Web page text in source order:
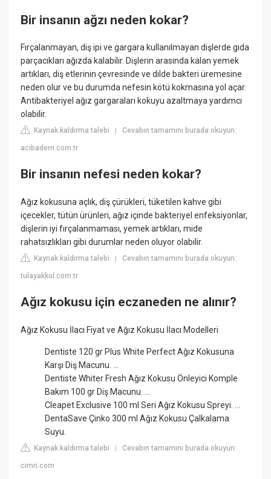
Bir insanın ağzı neden kokar?
Fırçalanmayan, diş ipi ve gargara kullanılmayan dişlerde gıda
parçacıkları ağızda kalabilir. Dişlerin arasında kalan yemek
artıkları, diş etlerinin çevresinde ve dilde bakteri üremesine
neden olur ve bu durumda nefesin kötü kokmasına yol açar.
Antibakteriyel ağız gargaraları kokuyu azaltmaya yardımcı
olabilir.
Kaynak kaldırma talebi |Cevabın tamamını burada okuyun:
acibadem.com.tr
Bir insanın nefesi neden kokar?
Ağız kokusuna açlık, diş çürükleri, tüketilen kahve gibi
içecekler, tütün ürünleri, ağız içinde bakteriyel enfeksiyonlar,
dişlerin iyi fırçalanmaması, yemek artıkları, mide
rahatsızlıkları gibi durumlar neden oluyor olabilir.
Kaynak kaldırma talebi |Cevabın tamamını burada okuyun:
tulayakkol.com.tr
Ağız kokusu için eczaneden ne alınır?
Ağız Kokusu İlacı Fiyat ve Ağız Kokusu İlacı Modelleri
Dentiste 120 gr Plus White Perfect Ağız Kokusuna
Karşı Diş Macunu. ...
Dentiste Whiter Fresh Ağız Kokusu Önleyici Komple
Bakım 100 gr Diş Macunu. ...
Cleapet Exclusive 100 ml Seri Ağız Kokusu Spreyi. ...
DentaSave Çinko 300 ml Ağız Kokusu Çalkalama
Suyu.
Kaynak kaldırma talebi |Cevabın tamamını burada okuyun:
cimri.com